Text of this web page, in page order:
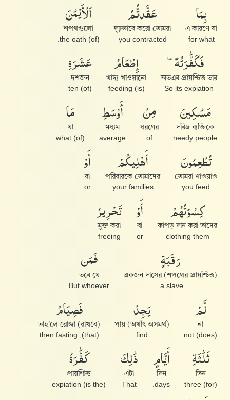
بِمَا
এ কারণে যা
for what
عَقَّدتُّمُ
দৃঢ়ভাবে করো তোমরা
you contracted
ٱلْأَيْمَٰنَ
শপথগুলো
(of) the oath.
فَكَفَّٰرَتُهُۥٓ
অতএব প্রায়শ্চিত্ত তার
So its expiation
إِطْعَامُ
খাদ্য খাওয়ানো
(is) feeding
عَشَرَةِ
দশজন
(of) ten
مَسَٰكِينَ
দরিদ্র ব্যক্তিকে
needy people
مِنْ
ধরণের
of
أَوْسَطِ
মধ্যম
average
مَا
যা
(of) what
تُطْعِمُونَ
তোমরা খাওয়াও
you feed
أَهْلِيكُمْ
পরিবারকে তোমাদের
your families
أَوْ
বা
or
كِسْوَتُهُمْ
কাপড় দান করা তাদের
clothing them
أَوْ
বা
or
تَحْرِيرُ
মুক্ত করা
freeing
رَقَبَةٍ
একজন দাসের (শপথের প্রায়শ্চিত্ত)
a slave.
فَمَن
তবে যে
But whoever
لَّمْ
না
(does) not
يَجِدْ
পায় (অর্থাৎ অসমর্থ)
find
فَصِيَامُ
তাহ'লে রোজা (রাখবে)
(that), then fasting
ثَلَٰثَةِ
তিন
(for) three
أَيَّامٍ
দিন
days.
ذَٰلِكَ
এটা
That
كَفَّٰرَةُ
প্রায়শ্চিত্ত
(is the) expiation